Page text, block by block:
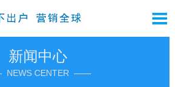

新闻中心
CENTER ——